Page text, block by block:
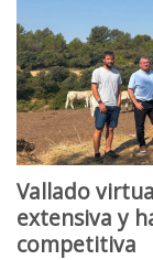
Vallado
extensiva y
competitiva